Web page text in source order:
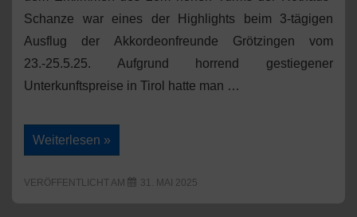
Schanze war eines der Highlights beim 3-tägigen
Ausflug der Akkordeonfreunde Grötzingen vom
23.-25.5.25. Aufgrund horrend gestiegener
Unterkunftspreise in Tirol hatte man …
Ausflug
nach
Hinterzarten
Weiterlesen »
VERÖFFENTLICHT AM 31. MAI 2025